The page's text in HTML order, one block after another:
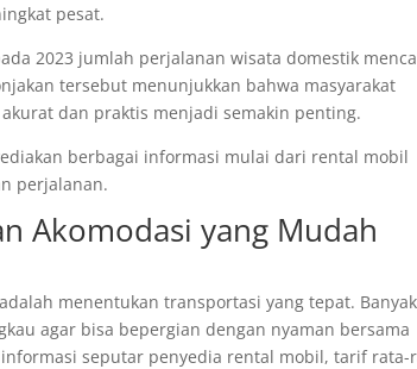
pesat.
2023 jumlah perjalanan wisata domestik
tersebut menunjukkan bahwa masyarakat
dan praktis menjadi semakin penting.
berbagai informasi mulai dari rental mobil
perjalanan.
Akomodasi yang Mudah
menentukan transportasi yang tepat. Banyak
agar bisa bepergian dengan nyaman bersama
seputar penyedia rental mobil, tarif rata-